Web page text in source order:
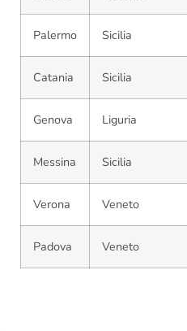
Palermo Sicilia
Catania Sicilia
Genova Liguria
Messina Sicilia
Verona Veneto
Padova Veneto